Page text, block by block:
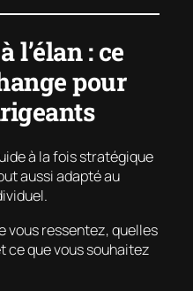
l’élan : ce
pour
à la fois stratégique
aussi adapté au
vous ressentez, quelles
ce que vous souhaitez